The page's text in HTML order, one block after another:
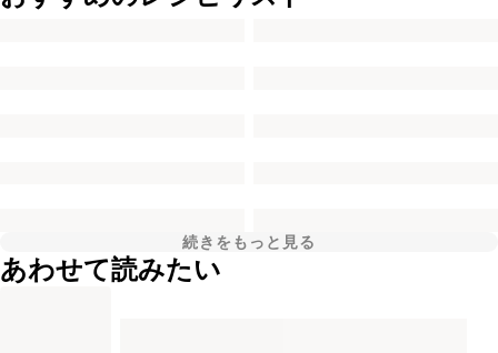
続きをもっと見る
あわせて読みたい